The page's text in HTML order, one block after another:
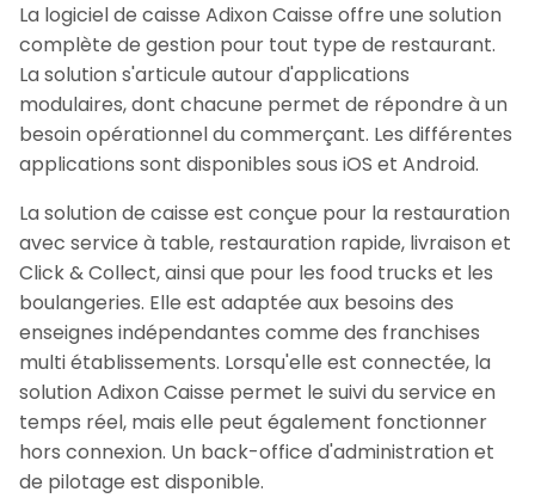
La logiciel de caisse Adixon Caisse offre une solution
complète de gestion pour tout type de restaurant.
La solution s'articule autour d'applications
modulaires, dont chacune permet de répondre à un
besoin opérationnel du commerçant. Les différentes
applications sont disponibles sous iOS et Android.
La solution de caisse est conçue pour la restauration
avec service à table, restauration rapide, livraison et
Click & Collect, ainsi que pour les food trucks et les
boulangeries. Elle est adaptée aux besoins des
enseignes indépendantes comme des franchises
multi établissements. Lorsqu'elle est connectée, la
solution Adixon Caisse permet le suivi du service en
temps réel, mais elle peut également fonctionner
hors connexion. Un back-office d'administration et
de pilotage est disponible.